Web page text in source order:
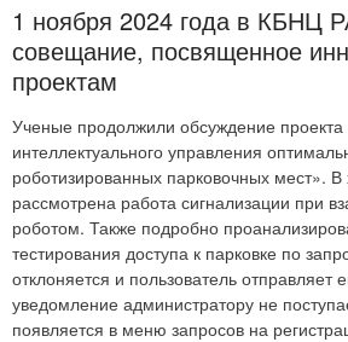
1 ноября 2024 года в КБНЦ
совещание, посвященное
проектам
Ученые продолжили обсуждение проекта
интеллектуального управления
роботизированных парковочных мест».
рассмотрена работа сигнализации при
роботом. Также подробно
тестирования доступа к парковке по
отклоняется и пользователь отправляет
уведомление администратору не
появляется в меню запросов на